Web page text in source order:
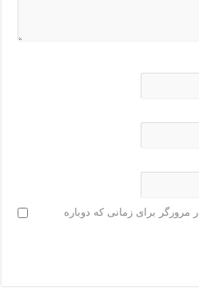
مرورگر برای زمانی که دوباره